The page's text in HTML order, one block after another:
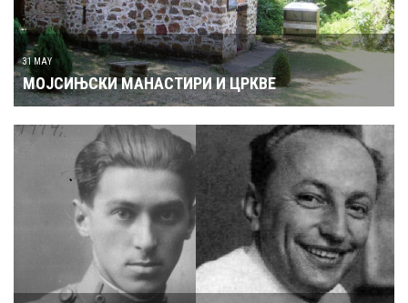
31 MAY
МОЈСИЊСКИ МАНАСТИРИ И ЦРКВЕ